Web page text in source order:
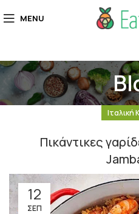
MENU
Ιταλική
Πικάντικες
12
ΣΕΠ